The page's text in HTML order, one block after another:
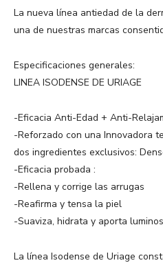
La nueva línea antiedad de la
una de nuestras marcas
Especificaciones generales:
LINEA ISODENSE DE URIAGE
-Eficacia Anti-Edad + Anti-
-Reforzado con una Innovadora
dos ingredientes exclusivos:
-Eficacia probada :
-Rellena y corrige las arrugas
-Reafirma y tensa la piel
-Suaviza, hidrata y aporta
La línea Isodense de Uriage